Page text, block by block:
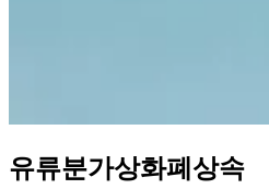
유류분가상화폐상속